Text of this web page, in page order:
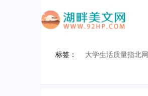
标签： 大学生活质量指北